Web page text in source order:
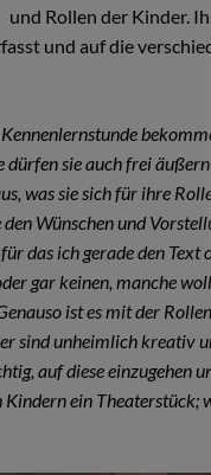
und Rollen der Kinder.
und auf die
dürfen sie auch frei
was sie sich für ihre
den Wünschen und
das ich gerade den Text
gar keinen, manche
ist es mit der
sind unheimlich kreativ
auf diese einzugehen
ein Theaterstück;